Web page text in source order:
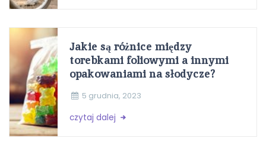
Jakie są różnice między
torebkami foliowymi a innymi
opakowaniami na słodycze?
5 grudnia, 2023
czytaj dalej